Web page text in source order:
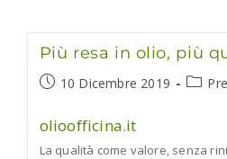
Più resa in olio, più
Articolo10 Dicembre 2019
olioofficina.it
La qualità come valore, senza